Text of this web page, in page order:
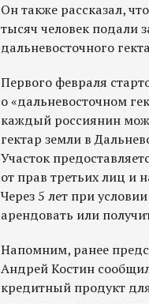
Он также рассказал,
тысяч человек подали
дальневосточного
Первого февраля
о «дальневосточном
каждый россиянин
гектар земли в
Участок
от прав третьих лиц и
Через 5 лет при
арендовать или
Напомним, ранее
Андрей Костин
кредитный продукт